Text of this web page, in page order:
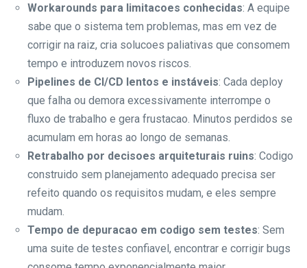
Workarounds para limitacoes conhecidas: A equipe
sabe que o sistema tem problemas, mas em vez de
corrigir na raiz, cria solucoes paliativas que consomem
tempo e introduzem novos riscos.
Pipelines de CI/CD lentos e instáveis: Cada deploy
que falha ou demora excessivamente interrompe o
fluxo de trabalho e gera frustacao. Minutos perdidos se
acumulam em horas ao longo de semanas.
Retrabalho por decisoes arquiteturais ruins: Codigo
construido sem planejamento adequado precisa ser
refeito quando os requisitos mudam, e eles sempre
mudam.
Tempo de depuracao em codigo sem testes: Sem
uma suite de testes confiavel, encontrar e corrigir bugs